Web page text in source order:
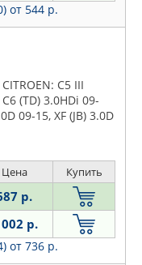
от 544 р.
C5 III
(TD) 3.0HDi 09-
09-15, XF (JB) 3.0D
Цена Купить
р.
р.
от 736 р.